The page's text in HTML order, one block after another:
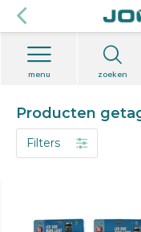
zoeken
menu
Producten
Filters